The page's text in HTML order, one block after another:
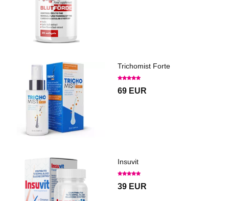
Trichomist Forte
69 EUR
Insuvit
39 EUR